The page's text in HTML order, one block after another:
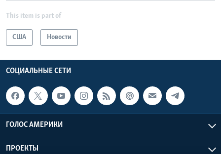
This item is part of
США Новости
СОЦИАЛЬНЫЕ СЕТИ
ГОЛОС АМЕРИКИ
ПРОЕКТЫ